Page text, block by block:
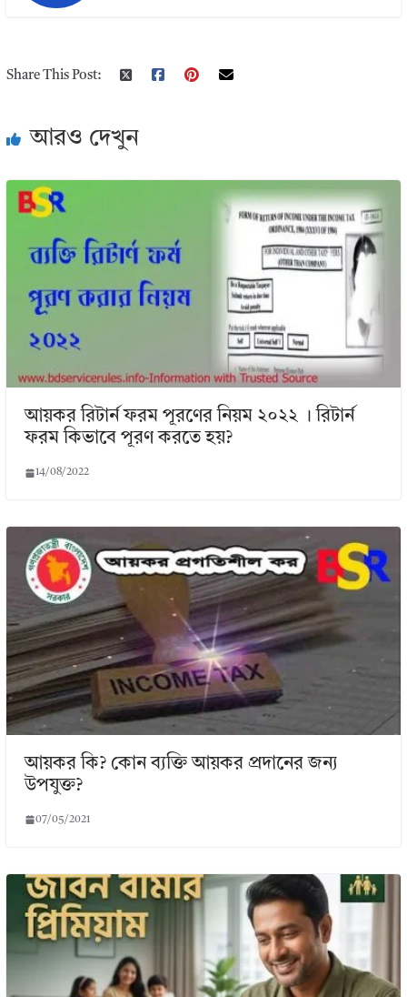
Share This Post:
আরও দেখুন
আয়কর রিটার্ন ফরম পূরণের নিয়ম ২০২২ । রিটার্ন
ফরম কিভাবে পূরণ করতে হয়?
14/08/2022
আয়কর কি? কোন ব্যক্তি আয়কর প্রদানের জন্য
উপযুক্ত?
07/05/2021